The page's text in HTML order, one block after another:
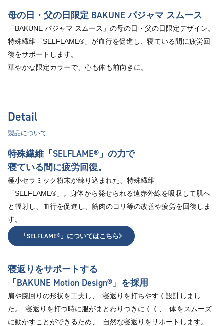
母の日・父の日限定 BAKUNE パジャマ スムース
「BAKUNE パジャマ スムース」の母の日・父の日限定デザイン。
特殊繊維「SELFLAME®︎」が血行を促進し、寝ている間に疲労回
復をサポートします。
華やかな限定カラーで、心も体も前向きに。
Detail
製品について
特殊繊維「SELFLAME®︎」の力で
寝ている間に疲労回復。
極小セラミック粉末が練り込まれた、特殊繊維
「SELFLAME®︎」。身体から発せられる遠赤外線を吸収して肌へ
と輻射し、血行を促進し、筋肉のコリ等の改善や疲労を回復しま
す。
「SELFLAME®︎」についてはこちら
寝返りをサポートする
「BAKUNE Motion Design®︎」を採用
肩や腕回りの形状を工夫し、 寝返りを打ちやすく設計しまし
た。 寝返りを打つ時に服がまとわりつきにくく、 体をスムーズ
に動かすことができるため、 自然な寝返りをサポートします。